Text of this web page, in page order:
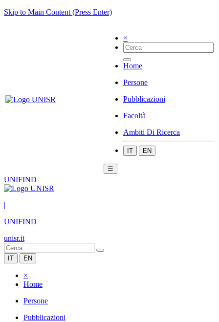
Skip to Main Content (Press Enter)
×
Home
Persone
Pubblicazioni
Facoltà
Ambiti Di Ricerca
IT EN
☰
UNIFIND
|
UNIFIND
unisr.it
IT EN
×
Home
Persone
Pubblicazioni